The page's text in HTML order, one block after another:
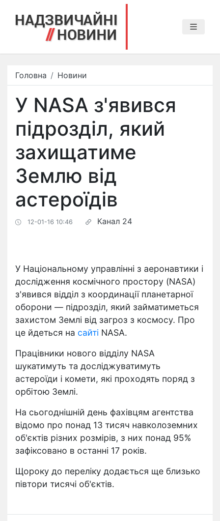
Головна Новини
У NASA з'явився
підрозділ, який
захищатиме
Землю від
астероїдів
12-01-16 10:46 Канал 24
У Національному управлінні з аеронавтики і
дослідження космічного простору (NASA)
з'явився відділ з координації планетарної
оборони — підрозділ, який займатиметься
захистом Землі від загроз з космосу. Про
це йдеться на сайті NASA.
Працівники нового відділу NASA
шукатимуть та досліджуватимуть
астероїди і комети, які проходять поряд з
орбітою Землі.
На сьогоднішній день фахівцям агентства
відомо про понад 13 тисяч навколоземних
об'єктів різних розмірів, з них понад 95%
зафіксовано в останні 17 років.
Щороку до переліку додається ще близько
півтори тисячі об'єктів.